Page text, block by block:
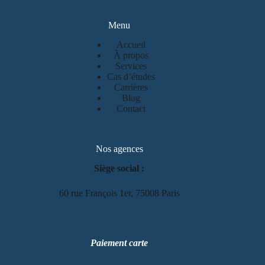
Menu
Accueil
À propos
Services
Cas d’études
Carrières
Blog
Contact
Nos agences
Siège social :
60 rue François 1er, 75008 Paris
Paiement carte